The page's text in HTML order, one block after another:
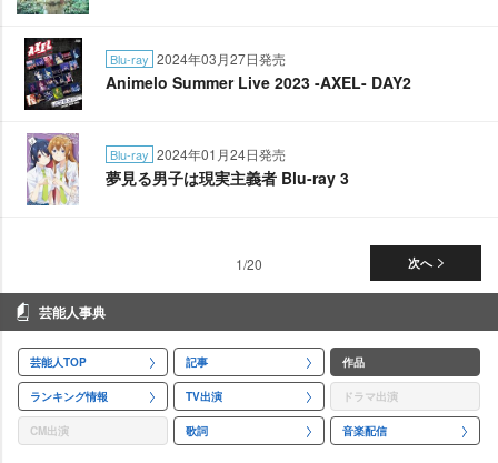
Blu-ray 2024年03月27日発売
Animelo Summer Live 2023 -AXEL- DAY2
Blu-ray 2024年01月24日発売
夢見る男子は現実主義者 Blu-ray 3
次へ
1/20
芸能人事典
芸能人TOP 記事 作品
ランキング情報 TV出演 ドラマ出演
CM出演 歌詞 音楽配信